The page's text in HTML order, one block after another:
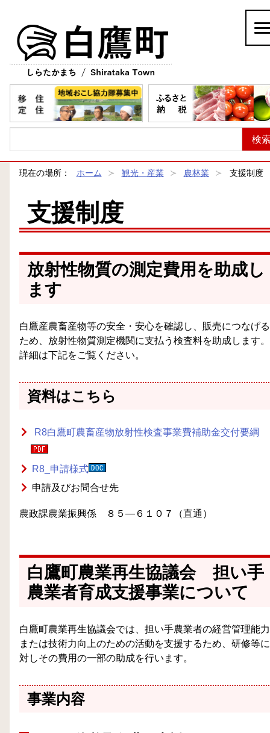
現在の場所： ホーム 観光・産業 農林業 支援制度
支援制度
放射性物質の測定費用を助成し
ます
白鷹産農畜産物等の安全・安心を確認し、販売につなげる
ため、放射性物質測定機関に支払う検査料を助成します。
詳細は下記をご覧ください。
資料はこちら
R8白鷹町農畜産物放射性検査事業費補助金交付要綱
R8_申請様式
申請及びお問合せ先
農政課農業振興係 ８５―６１０７（直通）
白鷹町農業再生協議会 担い手
農業者育成支援事業について
白鷹町農業再生協議会では、担い手農業者の経営管理能力
または技術力向上のための活動を支援するため、研修等に
対しその費用の一部の助成を行います。
事業内容